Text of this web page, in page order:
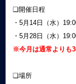
❏開催日程
・5月14日（水）
・5月28日（水）
※今月は通常よりも
❏場所